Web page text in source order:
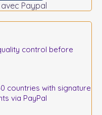
Paypal
control before
countries with signature
via PayPal